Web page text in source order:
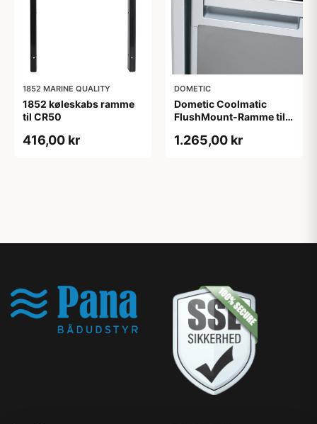
1852 MARINE QUALITY
1852 køleskabs ramme
til CR50
416,00 kr
DOMETIC
Dometic Coolmatic
FlushMount-Ramme til
546x747x5
1.265,00 kr